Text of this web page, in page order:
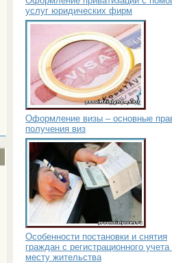
услуг юридических фирм
Оформление визы – основные
получения виз
Особенности постановки и снятия
граждан с регистрационного учета
месту жительства